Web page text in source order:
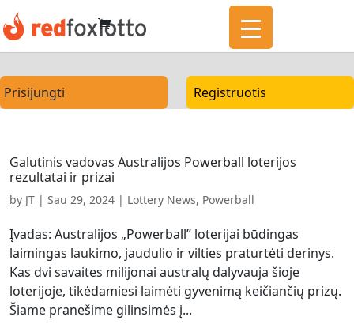
Prisijungti Registruotis
Galutinis vadovas Australijos Powerball loterijos
rezultatai ir prizai
by JT | Sau 29, 2024 | Lottery News, Powerball
Įvadas: Australijos „Powerball” loterijai būdingas
laimingas laukimo, jaudulio ir vilties praturtėti derinys.
Kas dvi savaites milijonai australų dalyvauja šioje
loterijoje, tikėdamiesi laimėti gyvenimą keičiančių prizų.
Šiame pranešime gilinsimės į...